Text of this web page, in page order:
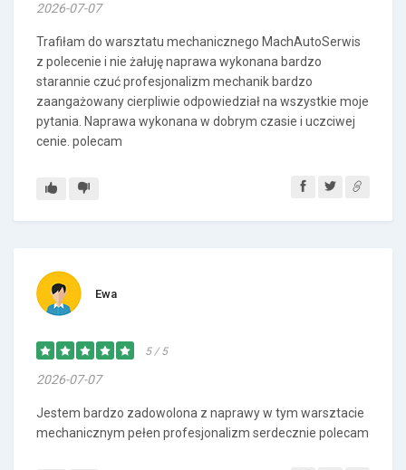
2026-07-07
Trafiłam do warsztatu mechanicznego MachAutoSerwis
z polecenie i nie żałuję naprawa wykonana bardzo
starannie czuć profesjonalizm mechanik bardzo
zaangażowany cierpliwie odpowiedział na wszystkie moje
pytania. Naprawa wykonana w dobrym czasie i uczciwej
cenie. polecam
Ewa
5 / 5
2026-07-07
Jestem bardzo zadowolona z naprawy w tym warsztacie
mechanicznym pełen profesjonalizm serdecznie polecam